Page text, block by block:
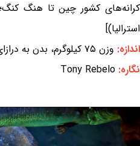
کرانه‌های کشور چین تا هنگ
استرالیا)]
اندازه: وزن ۷۵ کیلوگرم، بدن به درازای ۱۸۱ سانتی‌متر
نگاره: Tony Rebelo